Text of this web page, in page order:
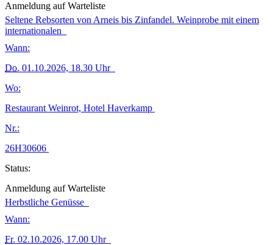
Anmeldung auf Warteliste
Seltene Rebsorten von Arneis bis Zinfandel. Weinprobe mit einem
internationalen
Wann:
Do. 01.10.2026, 18.30 Uhr
Wo:
Restaurant Weinrot, Hotel Haverkamp
Nr.:
26H30606
Status:
Anmeldung auf Warteliste
Herbstliche Genüsse
Wann:
Fr. 02.10.2026, 17.00 Uhr